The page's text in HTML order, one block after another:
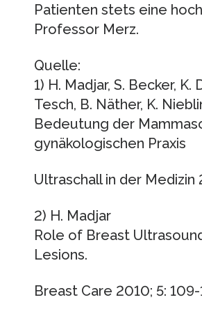
Patienten stets eine
Professor Merz.
Quelle:
1) H. Madjar, S. Becker,
Tesch, B. Näther, K.
Bedeutung der
gynäkologischen Praxis
Ultraschall in der Medizin
2) H. Madjar
Role of Breast
Lesions.
Breast Care 2010; 5: 109-